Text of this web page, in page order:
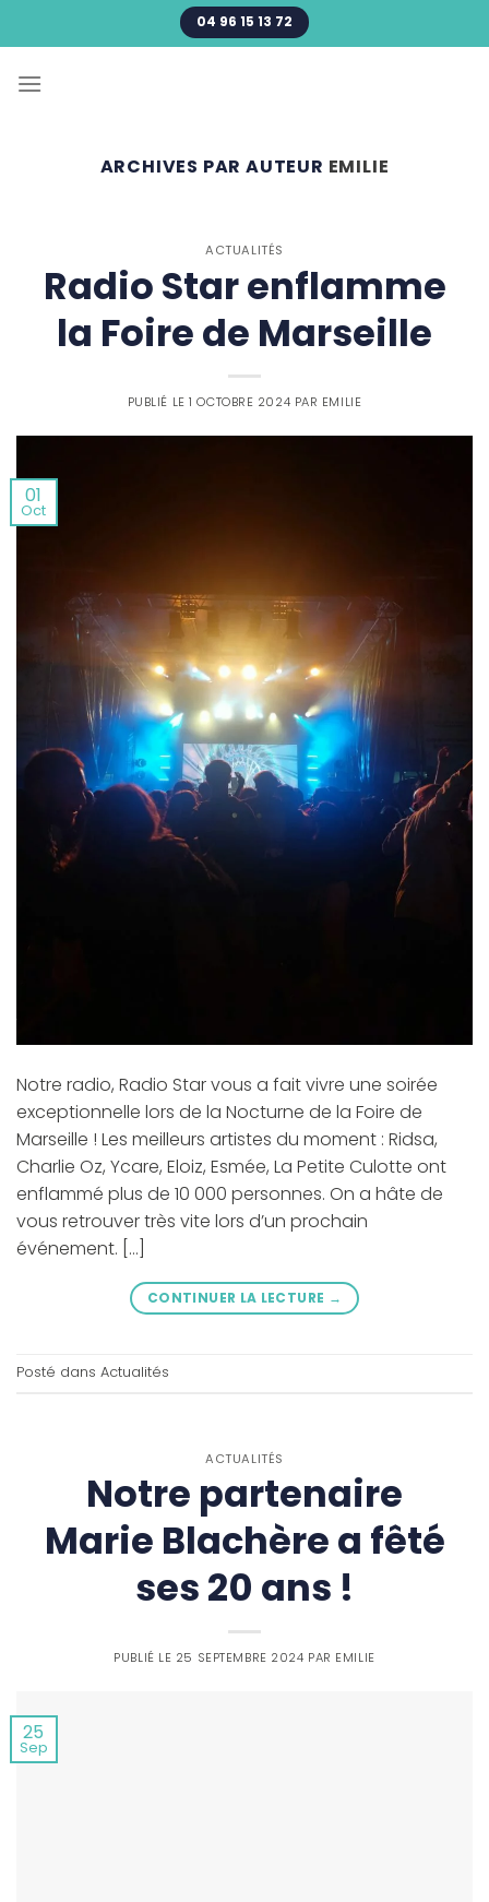
au
04 96 15 13 72
ARCHIVES PAR AUTEUR EMILIE
ACTUALITÉS
Radio Star enflamme
la Foire de Marseille
PUBLIÉ LE1 OCTOBRE 2024 PAR EMILIE
01
Oct
Notre radio, Radio Star vous a fait vivre une soirée
exceptionnelle lors de la Nocturne de la Foire de
Marseille ! Les meilleurs artistes du moment : Ridsa,
Charlie Oz, Ycare, Eloiz, Esmée, La Petite Culotte ont
enflammé plus de 10 000 personnes. On a hâte de
vous retrouver très vite lors d’un prochain
événement. […]
CONTINUER LA LECTURE →
Posté dans Actualités
ACTUALITÉS
Notre partenaire
Marie Blachère a fêté
ses 20 ans !
PUBLIÉ LE 25 SEPTEMBRE 2024 PAR EMILIE
25
Sep